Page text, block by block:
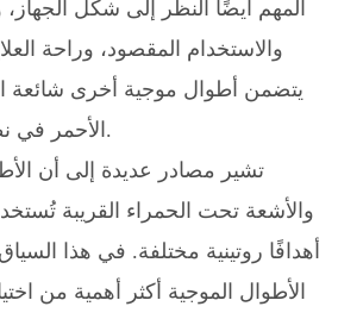
المهم أيضًا النظر إلى شكل
والاستخدام المقصود، وراحة
يتضمن أطوال موجية أخرى شائعة
الأحمر في نطاق 630-670 نانومتر.
تشير مصادر عديدة إلى أن
والأشعة تحت الحمراء القريبة
أهدافًا روتينية مختلفة. في هذا